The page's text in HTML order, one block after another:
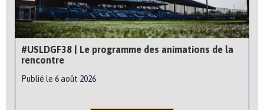
#USLDGF38 | Le programme des animations de la
rencontre
Publié le 6 août 2026